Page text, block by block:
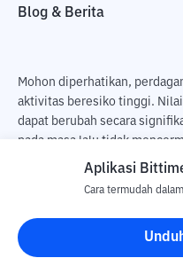
Blog & Berita
Mohon diperhatikan,
aktivitas beresiko tinggi.
dapat berubah secara
pada masa lalu tidak
Terdapat risiko kehilangan
pengguna. PT Utama Aset
bertanggung jawab atas
Kripto.
Aplikasi
Cara termudah